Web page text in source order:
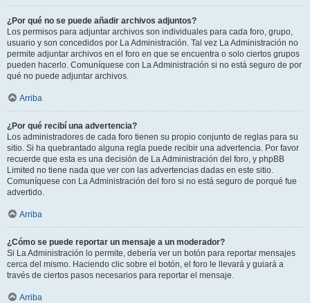
¿Por qué no se puede añadir archivos adjuntos?
Los permisos para adjuntar archivos son individuales para cada foro, grupo,
usuario y son concedidos por La Administración. Tal vez La Administración no
permite adjuntar archivos en el foro en que se encuentra o solo ciertos grupos
pueden hacerlo. Comuníquese con La Administración si no está seguro de por
qué no puede adjuntar archivos.
Arriba
¿Por qué recibí una advertencia?
Los administradores de cada foro tienen su propio conjunto de reglas para su
sitio. Si ha quebrantado alguna regla puede recibir una advertencia. Por favor
recuerde que esta es una decisión de La Administración del foro, y phpBB
Limited no tiene nada que ver con las advertencias dadas en este sitio.
Comuníquese con La Administración del foro si no está seguro de porqué fue
advertido.
Arriba
¿Cómo se puede reportar un mensaje a un moderador?
Si La Administración lo permite, debería ver un botón para reportar mensajes
cerca del mismo. Haciendo clic sobre el botón, el foro le llevará y guiará a
través de ciertos pasos necesarios para reportar el mensaje.
Arriba